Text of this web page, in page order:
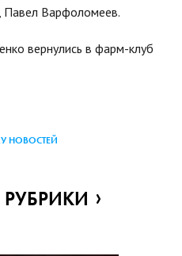
Павел Варфоломеев.
вернулись в фарм-клуб
НОВОСТЕЙ